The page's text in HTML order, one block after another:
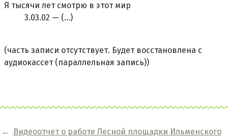
Я тысячи лет смотрю в этот мир
3.03.02 — (...)
(часть записи отсутствует. Будет восстановлена с
аудиокассет (параллельная запись))
←
Видеоотчет о работе Лесной площадки Ильменского